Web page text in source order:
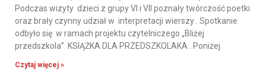
Podczas wizyty dzieci z grupy VI i VII poznały twórczość poetki
oraz brały czynny udział w interpretacji wierszy . Spotkanie
odbyło się w ramach projektu czytelniczego „Bliżej
przedszkola” KSIĄŻKA DLA PRZEDSZKOLAKA . Poniżej
Czytaj więcej »